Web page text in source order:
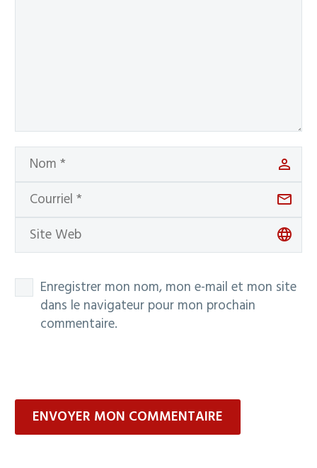
Enregistrer mon nom, mon e-mail et mon site
dans le navigateur pour mon prochain
commentaire.
ENVOYER MON COMMENTAIRE